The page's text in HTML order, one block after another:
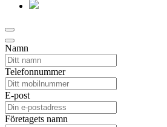
Namn
Telefonnummer
E-post
Företagets namn